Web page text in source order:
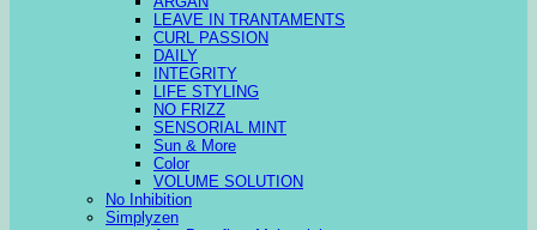
LEAVE IN TRANTAMENTS
CURL PASSION
DAILY
INTEGRITY
LIFE STYLING
NO FRIZZ
SENSORIAL MINT
Sun & More
Color
VOLUME SOLUTION
No Inhibition
Simplyzen